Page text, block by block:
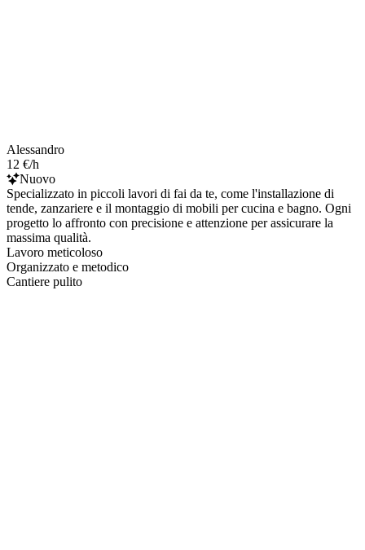
Alessandro
12 €/h
Nuovo
Specializzato in piccoli lavori di fai da te, come l'installazione di
tende, zanzariere e il montaggio di mobili per cucina e bagno. Ogni
progetto lo affronto con precisione e attenzione per assicurare la
massima qualità.
Lavoro meticoloso
Organizzato e metodico
Cantiere pulito